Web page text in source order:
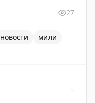
27
новости
мили